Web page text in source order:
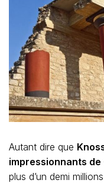
Autant dire que
impressionnants de
plus d’un demi